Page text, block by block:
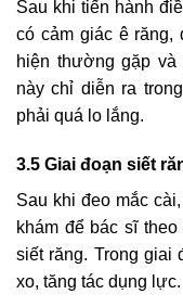
Sau khi tiến hành
có cảm giác ê
hiện thường gặp và
này chỉ diễn ra
phải quá lo lắng.
3.5 Giai đoạn siết
Sau khi đeo mắc
khám để bác sĩ
siết răng. Trong giai
xo, tăng tác dụng lực.